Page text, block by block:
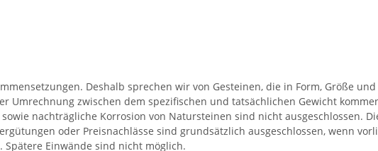
Deshalb sprechen wir von Gesteinen, die in Form, Größe
Umrechnung zwischen dem spezifischen und tatsächlichen Gewicht
nachträgliche Korrosion von Natursteinen sind nicht ausgeschlossen.
oder Preisnachlässe sind grundsätzlich ausgeschlossen, wenn
Einwände sind nicht möglich.